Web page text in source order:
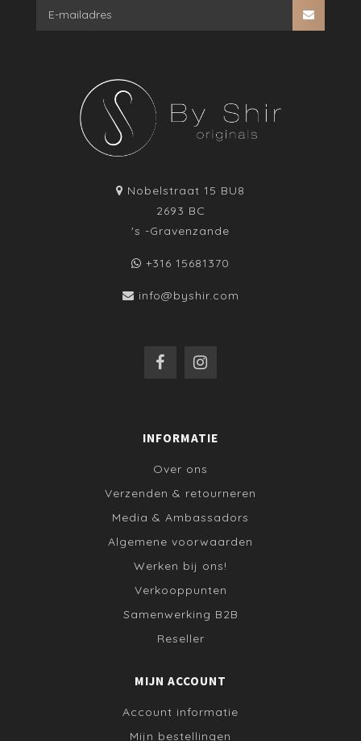
Nobelstraat 15 BU8
2693 BC
's -Gravenzande
+316 15681370
info@byshir.com
INFORMATIE
Over ons
Verzenden & retourneren
Media & Ambassadors
Algemene voorwaarden
Werken bij ons!
Verkooppunten
Samenwerking B2B
Reseller
MIJN ACCOUNT
Account informatie
Mijn bestellingen